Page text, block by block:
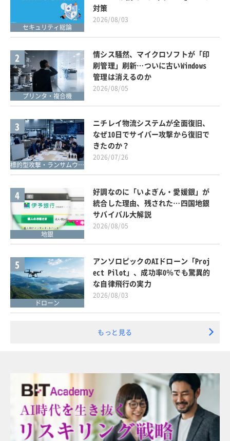
セキュリティ総論
対策
2026/08/03
2
プリンタ・複合機
情シス騒然、マイクロソフトが「印
刷管理」刷新…ついに古いWindows
管理は消えるのか
2026/08/05
3
標的型攻撃・ランサムウェア対策
ニチレイ物流システムが全面復旧、
なぜ10日でサイバー攻撃から復旧で
きたのか？
2026/07/26
4
地銀
好調なのに「いよぎん・愛媛銀」が
統合した理由、残された…四国地銀
サバイバル大解説
2026/08/05
5
ドローン
アンソロピックのAIドローン「Proj
ect Pilot」、成功率0％でも驚異的
な自律飛行の実力
2026/08/03
もっと見る